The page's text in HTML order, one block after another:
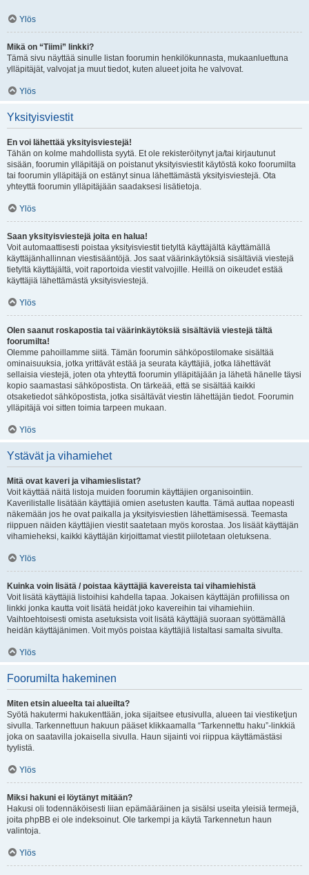
Ylös
Mikä on “Tiimi” linkki?
Tämä sivu näyttää sinulle listan foorumin henkilökunnasta, mukaanluettuna
ylläpitäjät, valvojat ja muut tiedot, kuten alueet joita he valvovat.
Ylös
Yksityisviestit
En voi lähettää yksityisviestejä!
Tähän on kolme mahdollista syytä. Et ole rekisteröitynyt ja/tai kirjautunut
sisään, foorumin ylläpitäjä on poistanut yksityisviestit käytöstä koko foorumilta
tai foorumin ylläpitäjä on estänyt sinua lähettämästä yksityisviestejä. Ota
yhteyttä foorumin ylläpitäjään saadaksesi lisätietoja.
Ylös
Saan yksityisviestejä joita en halua!
Voit automaattisesti poistaa yksityisviestit tietyltä käyttäjältä käyttämällä
käyttäjänhallinnan viestisääntöjä. Jos saat väärinkäytöksiä sisältäviä viestejä
tietyltä käyttäjältä, voit raportoida viestit valvojille. Heillä on oikeudet estää
käyttäjiä lähettämästä yksityisviestejä.
Ylös
Olen saanut roskapostia tai väärinkäytöksiä sisältäviä viestejä tältä
foorumilta!
Olemme pahoillamme siitä. Tämän foorumin sähköpostilomake sisältää
ominaisuuksia, jotka yrittävät estää ja seurata käyttäjiä, jotka lähettävät
sellaisia viestejä, joten ota yhteyttä foorumin ylläpitäjään ja lähetä hänelle täysi
kopio saamastasi sähköpostista. On tärkeää, että se sisältää kaikki
otsaketiedot sähköpostista, jotka sisältävät viestin lähettäjän tiedot. Foorumin
ylläpitäjä voi sitten toimia tarpeen mukaan.
Ylös
Ystävät ja vihamiehet
Mitä ovat kaveri ja vihamieslistat?
Voit käyttää näitä listoja muiden foorumin käyttäjien organisointiin.
Kaverilistalle lisätään käyttäjiä omien asetusten kautta. Tämä auttaa nopeasti
näkemään jos he ovat paikalla ja yksityisviestien lähettämisessä. Teemasta
riippuen näiden käyttäjien viestit saatetaan myös korostaa. Jos lisäät käyttäjän
vihamieheksi, kaikki käyttäjän kirjoittamat viestit piilotetaan oletuksena.
Ylös
Kuinka voin lisätä / poistaa käyttäjiä kavereista tai vihamiehistä
Voit lisätä käyttäjiä listoihisi kahdella tapaa. Jokaisen käyttäjän profiilissa on
linkki jonka kautta voit lisätä heidät joko kavereihin tai vihamiehiin.
Vaihtoehtoisesti omista asetuksista voit lisätä käyttäjiä suoraan syöttämällä
heidän käyttäjänimen. Voit myös poistaa käyttäjiä listaltasi samalta sivulta.
Ylös
Foorumilta hakeminen
Miten etsin alueelta tai alueilta?
Syötä hakutermi hakukenttään, joka sijaitsee etusivulla, alueen tai viestiketjun
sivulla. Tarkennettuun hakuun pääset klikkaamalla “Tarkennettu haku”-linkkiä
joka on saatavilla jokaisella sivulla. Haun sijainti voi riippua käyttämästäsi
tyylistä.
Ylös
Miksi hakuni ei löytänyt mitään?
Hakusi oli todennäköisesti liian epämääräinen ja sisälsi useita yleisiä termejä,
joita phpBB ei ole indeksoinut. Ole tarkempi ja käytä Tarkennetun haun
valintoja.
Ylös